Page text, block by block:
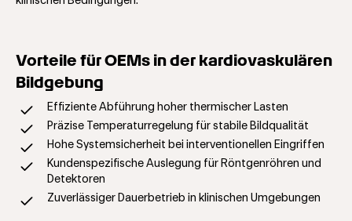
Vorteile für OEMs in der kardiovaskulären
Bildgebung
Effiziente Abführung hoher thermischer Lasten
Präzise Temperaturregelung für stabile Bildqualität
Hohe Systemsicherheit bei interventionellen Eingriffen
Kundenspezifische Auslegung für Röntgenröhren und
Detektoren
Zuverlässiger Dauerbetrieb in klinischen Umgebungen